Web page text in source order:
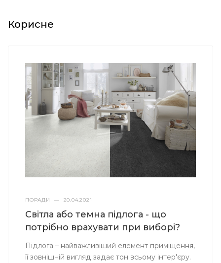
Корисне
ПОРАДИ — 20.04.2021
Світла або темна підлога - що
потрібно врахувати при виборі?
Підлога – найважливіший елемент приміщення,
її зовнішній вигляд задає тон всьому інтер'єру.